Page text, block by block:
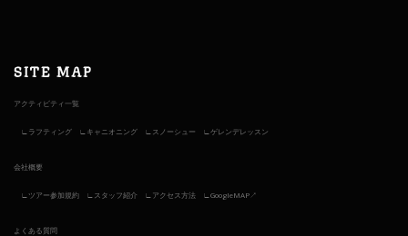
SITE MAP
アクティビティ一覧
ラフティング キャニオニング スノーシュー ゲレンデレッスン
会社概要
ツアー参加規約 スタッフ紹介 アクセス方法 GoogleMAP↗︎
よくある質問